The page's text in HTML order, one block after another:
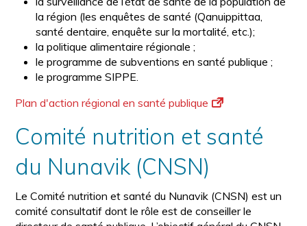
la région (les enquêtes de santé (Qanuippittaa,
santé dentaire, enquête sur la mortalité, etc.);
la politique alimentaire régionale ;
le programme de subventions en santé publique ;
le programme SIPPE.
Plan d'action régional en santé publique
Comité nutrition et santé
du Nunavik (CNSN)
Le Comité nutrition et santé du Nunavik (CNSN) est un
comité consultatif dont le rôle est de conseiller le